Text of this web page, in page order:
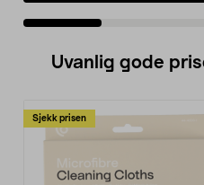
Uvanlig gode
Sjekk prisen